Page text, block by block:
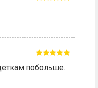
побольше.